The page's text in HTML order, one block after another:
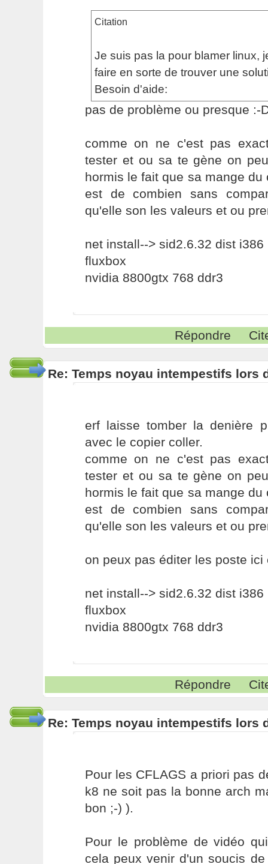
Citation
Je suis pas la pour blamer linux,
faire en sorte de trouver une
Besoin d'aide:
pas de problème ou presque :-
comme on ne c'est pas
tester et ou sa te gène on
hormis le fait que sa mange
est de combien sans
qu'elle son les valeurs et ou
net install--> sid2.6.32 dist i386
fluxbox
nvidia 8800gtx 768 ddr3
Répondre
Re: Temps noyau intempestifs lors
erf laisse tomber la denière
avec le copier coller.
comme on ne c'est pas
tester et ou sa te gène on
hormis le fait que sa mange
est de combien sans
qu'elle son les valeurs et ou
on peux pas éditer les poste ici
net install--> sid2.6.32 dist i386
fluxbox
nvidia 8800gtx 768 ddr3
Répondre
Re: Temps noyau intempestifs lors
Pour les CFLAGS a priori pas
k8 ne soit pas la bonne arch
bon ;-) ).
Pour le problème de vidéo
cela peux venir d'un soucis